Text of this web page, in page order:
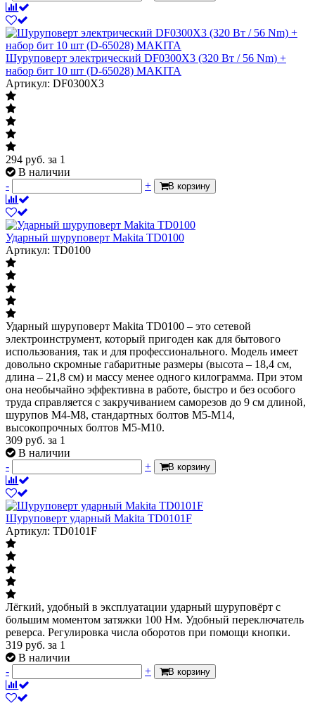
Шуруповерт электрический DF0300X3 (320 Вт / 56 Nm) +
набор бит 10 шт (D-65028) MAKITA
Артикул: DF0300X3
294 руб. за 1
В наличии
-
+ В корзину
Ударный шуруповерт Makita TD0100
Артикул: TD0100
Ударный шуруповерт Makita TD0100 – это сетевой
электроинструмент, который пригоден как для бытового
использования, так и для профессионального. Модель имеет
довольно скромные габаритные размеры (высота – 18,4 см,
длина – 21,8 см) и массу менее одного килограмма. При этом
она необычайно эффективна в работе, быстро и без особого
труда справляется с закручиванием саморезов до 9 см длиной,
шурупов М4-М8, стандартных болтов М5-М14,
высокопрочных болтов М5-М10.
309 руб. за 1
В наличии
-
+ В корзину
Шуруповерт ударный Makita TD0101F
Артикул: TD0101F
Лёгкий, удобный в эксплуатации ударный шуруповёрт с
большим моментом затяжки 100 Нм. Удобный переключатель
реверса. Регулировка числа оборотов при помощи кнопки.
319 руб. за 1
В наличии
-
+ В корзину